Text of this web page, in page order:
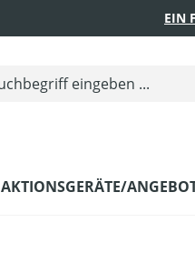
EIN
AKTIONSGERÄTE/